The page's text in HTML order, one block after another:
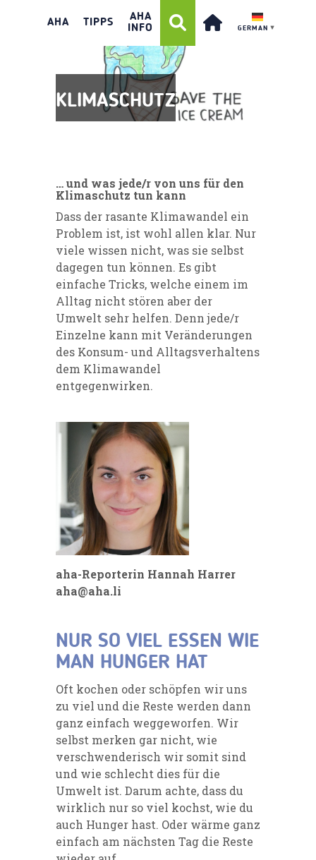
AHA TIPPS
AHA
INFO
GERMAN ▼
KLIMASCHUTZ
… und was jede/r von uns für den
Klimaschutz tun kann
Dass der rasante Klimawandel ein
Problem ist, ist wohl allen klar. Nur
viele wissen nicht, was sie selbst
dagegen tun können. Es gibt
einfache Tricks, welche einem im
Alltag nicht stören aber der
Umwelt sehr helfen. Denn jede/r
Einzelne kann mit Veränderungen
des Konsum- und Alltagsverhaltens
dem Klimawandel
entgegenwirken.
aha-Reporterin Hannah Harrer
aha@aha.li
NUR SO VIEL ESSEN WIE
MAN HUNGER HAT
Oft kochen oder schöpfen wir uns
zu viel und die Reste werden dann
ganz einfach weggeworfen. Wir
selbst merken gar nicht, wie
verschwenderisch wir somit sind
und wie schlecht dies für die
Umwelt ist. Darum achte, dass du
wirklich nur so viel kochst, wie du
auch Hunger hast. Oder wärme ganz
einfach am nächsten Tag die Reste